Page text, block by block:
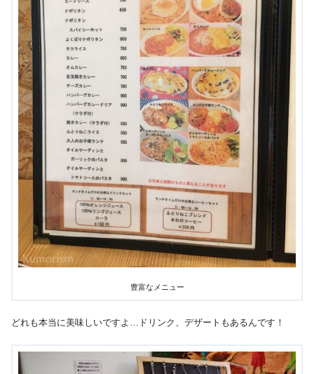
豊富なメニュー
どれも本当に美味しいですよ…ドリンク、デザートもあるんです！